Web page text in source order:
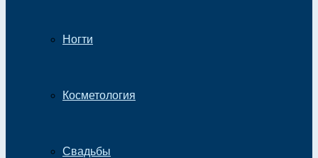
Ногти
Косметология
Свадьбы